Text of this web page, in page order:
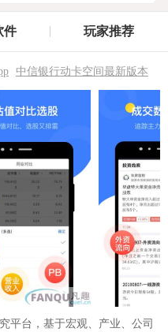
件 玩家推荐
中信银行动卡空间最新版本
平台，基于宏观、产业、公司